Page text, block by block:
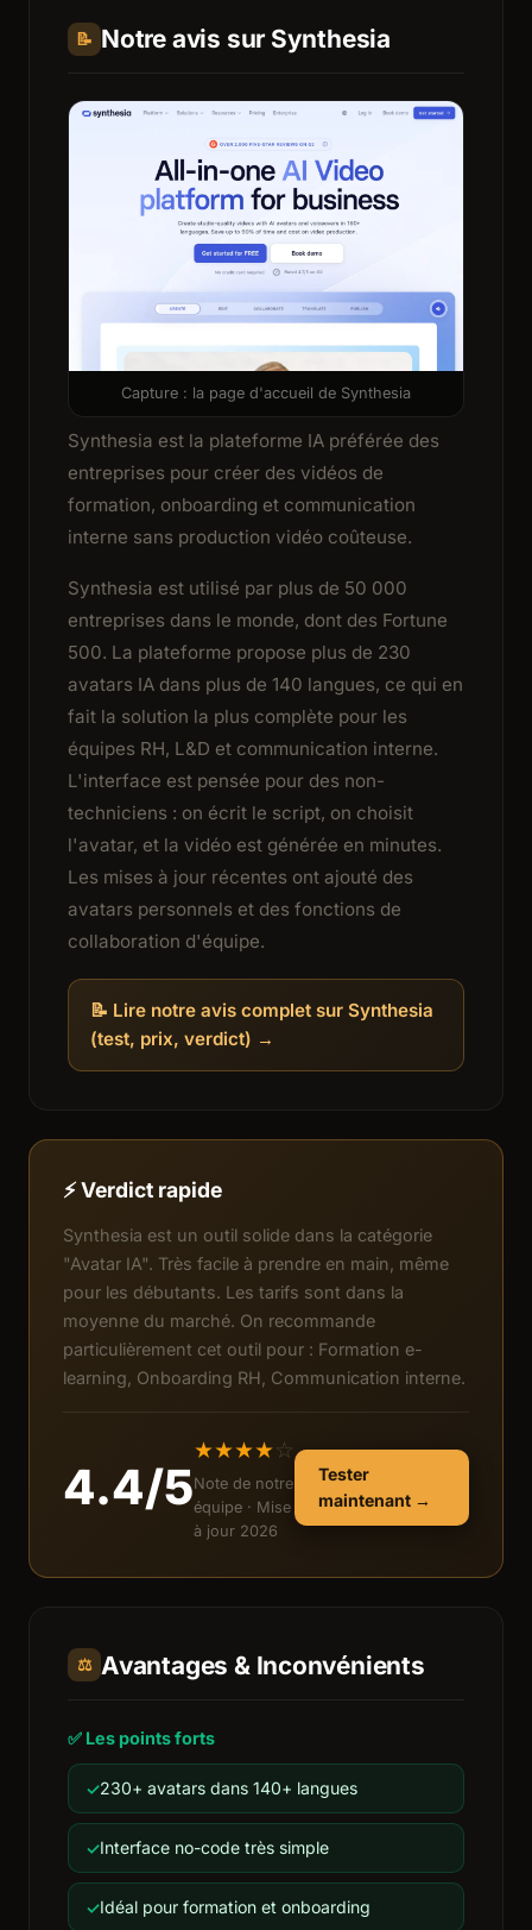
📝 Notre avis sur Synthesia
Capture : la page d'accueil de Synthesia
Synthesia est la plateforme IA préférée des
entreprises pour créer des vidéos de
formation, onboarding et communication
interne sans production vidéo coûteuse.
Synthesia est utilisé par plus de 50 000
entreprises dans le monde, dont des Fortune
500. La plateforme propose plus de 230
avatars IA dans plus de 140 langues, ce qui en
fait la solution la plus complète pour les
équipes RH, L&D et communication interne.
L'interface est pensée pour des non-
techniciens : on écrit le script, on choisit
l'avatar, et la vidéo est générée en minutes.
Les mises à jour récentes ont ajouté des
avatars personnels et des fonctions de
collaboration d'équipe.
📝 Lire notre avis complet sur Synthesia
(test, prix, verdict) →
⚡ Verdict rapide
Synthesia est un outil solide dans la catégorie
"Avatar IA". Très facile à prendre en main, même
pour les débutants. Les tarifs sont dans la
moyenne du marché. On recommande
particulièrement cet outil pour : Formation e-
learning, Onboarding RH, Communication interne.
4.4/5
★★★★ ☆
Note de notre
équipe · Mise
à jour 2026
Tester
maintenant →
⚖️ Avantages & Inconvénients
✅ Les points forts
230+ avatars dans 140+ langues
Interface no-code très simple
Idéal pour formation et onboarding